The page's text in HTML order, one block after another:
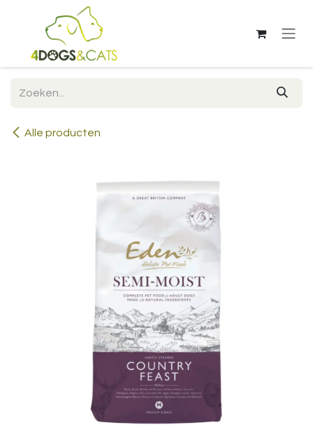
Overslaan naar inhoud
Alle producten